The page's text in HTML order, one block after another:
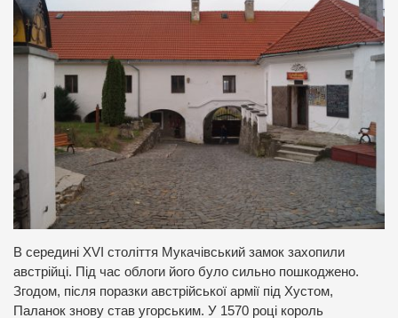
В середині XVI століття Мукачівський замок захопили
австрійці. Під час облоги його було сильно пошкоджено.
Згодом, після поразки австрійської армії під Хустом,
Паланок знову став угорським. У 1570 році король